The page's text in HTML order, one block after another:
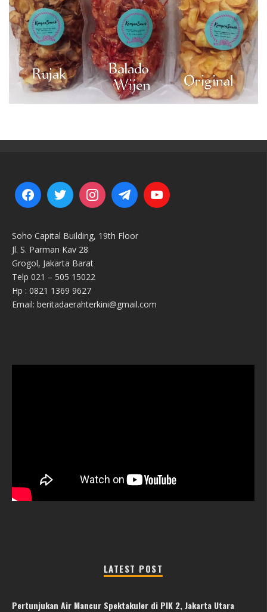
Soho Capital Building, 19th Floor
Jl. S. Parman Kav 28
Grogol, Jakarta Barat
Telp 021 – 505 15022
Hp : 0821 1369 9627
Email: beritadaerahterkini@gmail.com
LATEST POST
Pertunjukan Air Mancur Spektakuler di PIK 2, Jakarta Utara